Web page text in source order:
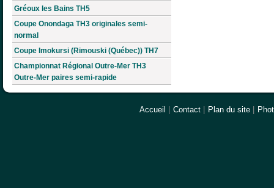
Gréoux les Bains TH5
Coupe Onondaga TH3 originales semi-
normal
Coupe Imokursi (Rimouski (Québec)) TH7
Championnat Régional Outre-Mer TH3
Outre-Mer paires semi-rapide
Accueil Contact Plan du site